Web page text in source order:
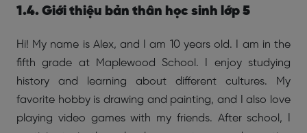
1.4. Giới thiệu bản thân học sinh lớp 5
Hi! My name is Alex, and I am 10 years old. I am in the
fifth grade at Maplewood School. I enjoy studying
history and learning about different cultures. My
favorite hobby is drawing and painting, and I also love
playing video games with my friends. After school, I